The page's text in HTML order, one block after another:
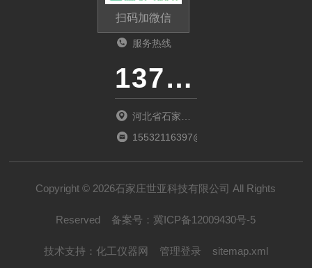
扫码加微信
服务热线
13785112135
河北省石家庄
市桥西区新石
15532116397@163.com
Copyright © 2026石家庄世亚科技有限公司 All Rights
Reserved 备案号： 冀ICP备12009430号-5
技术支持： 化工仪器网 管理登录 sitemap.xml